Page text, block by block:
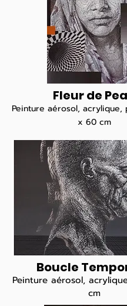
Fleur de
Peinture aérosol,
x 60 cm
Boucle
Peinture aérosol,
cm